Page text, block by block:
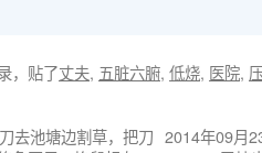
，贴了丈夫, 五脏六腑, 低烧, 医院,
去池塘边割草，把刀 2014年09月